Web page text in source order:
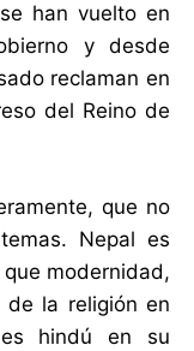
han vuelto en
y desde
reclaman en
del Reino de
que no
Nepal es
modernidad,
de la religión en
hindú en su